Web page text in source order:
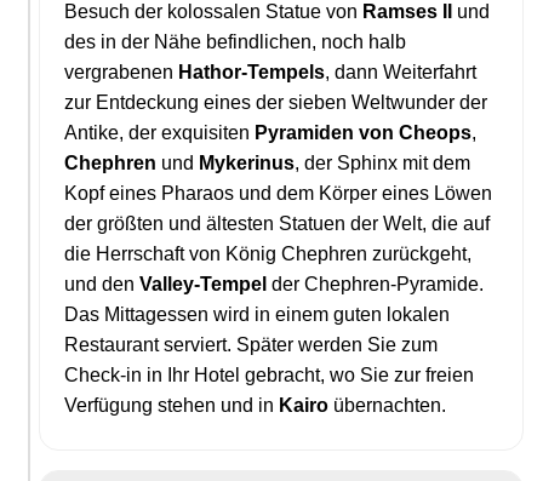
Besuch der kolossalen Statue von Ramses II
und
des in der Nähe befindlichen, noch halb
vergrabenen Hathor-Tempels, dann Weiterfahrt
zur Entdeckung eines der sieben Weltwunder der
Antike, der exquisiten Pyramiden von Cheops,
Chephren und Mykerinus, der Sphinx mit dem
Kopf eines Pharaos und dem Körper eines Löwen
der größten und ältesten Statuen der Welt, die auf
die Herrschaft von König Chephren zurückgeht,
und den Valley-Tempel der Chephren-Pyramide.
Das Mittagessen wird in einem guten lokalen
Restaurant serviert. Später werden Sie zum
Check-in in Ihr Hotel gebracht, wo Sie zur freien
Verfügung stehen und in Kairo übernachten.